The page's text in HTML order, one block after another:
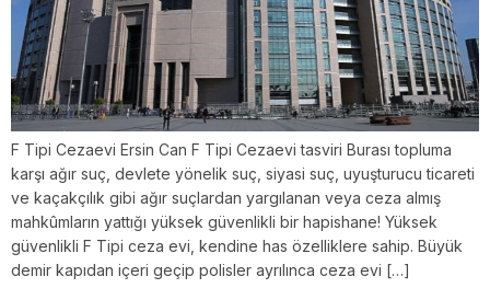
F Tipi Cezaevi Ersin Can F Tipi Cezaevi tasviri Burası topluma
karşı ağır suç, devlete yönelik suç, siyasi suç, uyuşturucu ticareti
ve kaçakçılık gibi ağır suçlardan yargılanan veya ceza almış
mahkûmların yattığı yüksek güvenlikli bir hapishane! Yüksek
güvenlikli F Tipi ceza evi, kendine has özelliklere sahip. Büyük
demir kapıdan içeri geçip polisler ayrılınca ceza evi […]